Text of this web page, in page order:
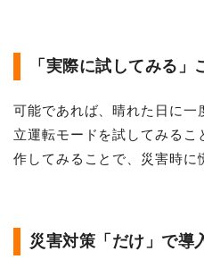
「実際に試してみる」
可能であれば、晴れた日に一
立運転モードを試してみる
作してみることで、災害時に
災害対策「だけ」で導